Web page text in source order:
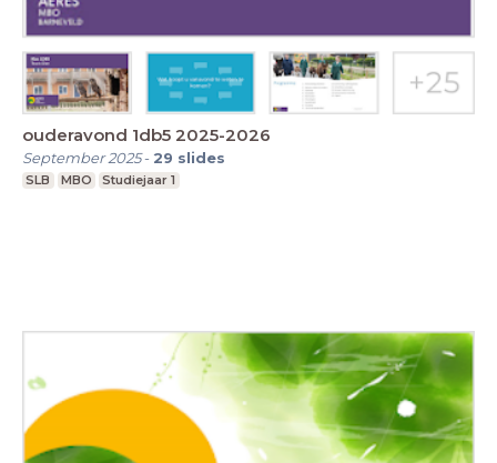
ouderavond 1db5 2025-2026
September 2025- 29 slides
SLB MBO Studiejaar 1